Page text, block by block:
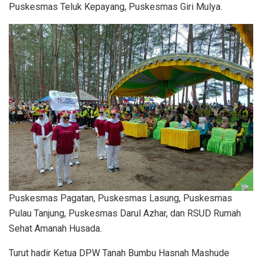
Puskesmas Teluk Kepayang, Puskesmas Giri Mulya.
Puskesmas Pagatan, Puskesmas Lasung, Puskesmas
Pulau Tanjung, Puskesmas Darul Azhar, dan RSUD Rumah
Sehat Amanah Husada.
Turut hadir Ketua DPW Tanah Bumbu Hasnah Mashude